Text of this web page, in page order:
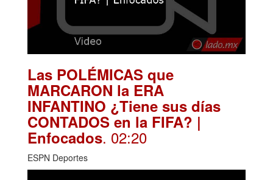
Las POLÉMICAS que
MARCARON la ERA
INFANTINO ¿Tiene sus días
CONTADOS en la FIFA? |
Enfocados. 02:20
ESPN Deportes